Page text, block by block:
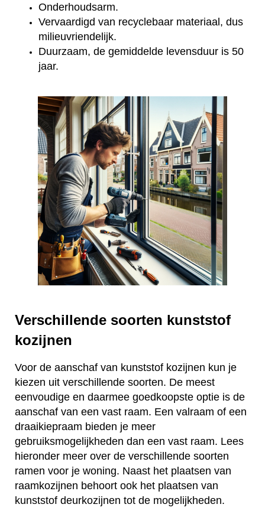
Onderhoudsarm.
Vervaardigd van recyclebaar materiaal, dus
milieuvriendelijk.
Duurzaam, de gemiddelde levensduur is 50
jaar.
Verschillende soorten kunststof
kozijnen
Voor de aanschaf van kunststof kozijnen kun je
kiezen uit verschillende soorten. De meest
eenvoudige en daarmee goedkoopste optie is de
aanschaf van een vast raam. Een valraam of een
draaikiepraam bieden je meer
gebruiksmogelijkheden dan een vast raam. Lees
hieronder meer over de verschillende soorten
ramen voor je woning. Naast het plaatsen van
raamkozijnen behoort ook het plaatsen van
kunststof deurkozijnen tot de mogelijkheden.